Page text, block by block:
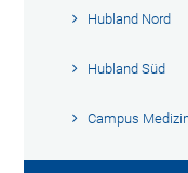
Hubland Nord
Hubland Süd
Campus